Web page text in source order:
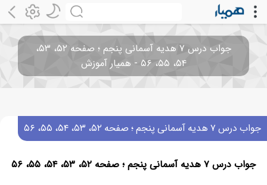
جواب درس ۷ هدیه آسمانی پنجم ؛ صفحه ۵۲، ۵۳،
۵۴، ۵۵، ۵۶ - همیار آموزش
جواب درس ۷ هدیه آسمانی پنجم ؛ صفحه ۵۲، ۵۳، ۵۴، ۵۵، ۵۶
جواب درس ۷ هدیه آسمانی پنجم ؛ صفحه ۵۲، ۵۳، ۵۴، ۵۵، ۵۶